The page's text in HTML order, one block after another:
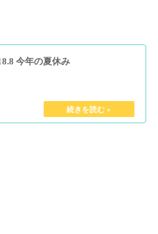
今年の夏休み